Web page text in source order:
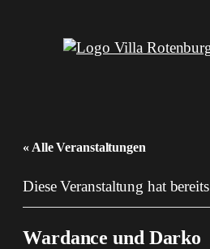
« Alle Veranstaltungen
Diese Veranstaltung hat
Wardance und Darko